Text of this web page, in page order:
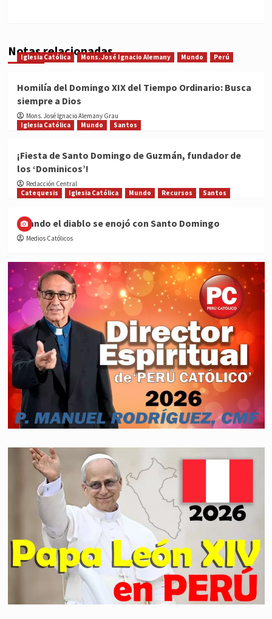
Notas relacionadas
Iglesia Católica Mons. José Ignacio Alemany Mundo Perú
Homilía del Domingo XIX del Tiempo Ordinario: Busca
siempre a Dios
Mons. José Ignacio Alemany Grau
Iglesia Católica
Mundo Santos
¡Fiesta de Santo Domingo de Guzmán, fundador de
los ‘Dominicos’!
Redacción Central
Catequesis
Iglesia Católica Mundo Recursos Santos
Cuando el diablo se enojó con Santo Domingo
Medios Católicos